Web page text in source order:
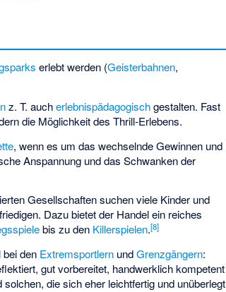
erlebt werden (Geisterbahnen,
z. T. aucherlebnispädagogischgestalten. Fast
die Möglichkeit des Thrill-Erlebens.
, wenn es um das wechselnde Gewinnen und
Anspannung und das Schwanken der
Gesellschaften suchen viele Kinder und
Dazu bietet der Handel ein reiches
bis zu den Killerspielen.[8]
den Extremsportlern undGrenzgängern:
gut vorbereitet, handwerklich kompetent
solchen, die sich eher leichtfertig und unüberlegt